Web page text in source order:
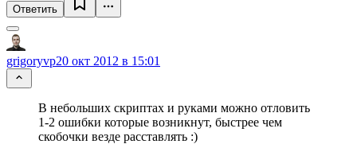
Ответить
grigoryvp20 окт 2012 в 15:01
В небольших скриптах и руками можно отловить
1-2 ошибки которые возникнут, быстрее чем
скобочки везде расставлять :)